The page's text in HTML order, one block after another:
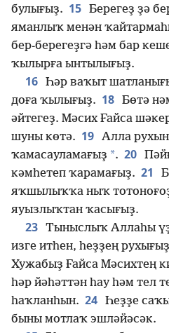
булығыҙ. 15 Берегеҙ ҙә
яманлыҡ менән
бер-берегеҙгә һәм бар
ҡылырға ынтылығыҙ.
16 Һәр ваҡыт
доға ҡылығыҙ. 18 Бөтә
әйтегеҙ. Мәсих Ғайса
шуны көтә. 19 Алла
ҡамасауламағыҙ *. 20
кәмһетеп ҡарамағыҙ. 21
яҡшылыҡҡа ныҡ
яуызлыҡтан ҡасығыҙ.
23 Тыныслыҡ Аллаһы
изге итһен, һеҙҙең
Хужабыҙ Ғайса Мәсихтең
һәр йәһәттән һау һәм тел
һаҡланһын. 24 Һеҙҙе
быны мотлаҡ эшләйәсәк.